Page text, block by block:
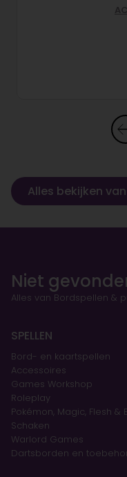
Alles bekijken
Niet
Alles van Bordspellen &
SPELLEN
Bord- en kaartspellen
Accessoires
Games Workshop
Roleplay
Pokémon, Magic, Flesh &
Schaken
Warlord Games
Dartsborden en